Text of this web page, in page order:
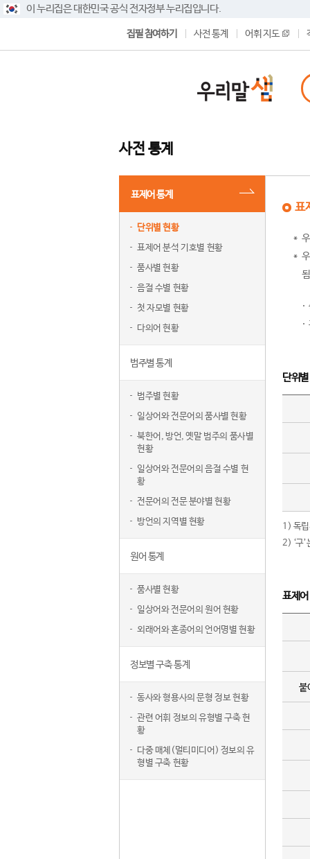
이 누리집은 대한민국 공식 전자정부 누리집입니다.
집필 참여하기 사전 통계 어휘 지도
사전 통계
표제어 통계
단위별 현황
표제어 분석 기호별 현황
품사별 현황
음절 수별 현황
첫 자모별 현황
다의어 현황
범주별 통계
범주별 현황
일상어와 전문어의 품사별 현황
북한어, 방언, 옛말 범주의 품사별
현황
일상어와 전문어의 음절 수별 현
황
전문어의 전문 분야별 현황
방언의 지역별 현황
원어 통계
품사별 현황
일상어와 전문어의 원어 현황
외래어와 혼종어의 언어명별 현황
정보별 구축 통계
동사와 형용사의 문형 정보 현황
관련 어휘 정보의 유형별 구축 현
황
다중 매체(멀티미디어) 정보의 유
형별 구축 현황
표
단위
1) 독립
2) ‘구
표제
붙